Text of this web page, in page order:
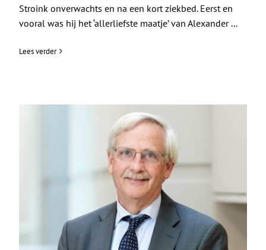
Stroink onverwachts en na een kort ziekbed. Eerst en
vooral was hij het ‘allerliefste maatje’ van Alexander ...
Lees verder